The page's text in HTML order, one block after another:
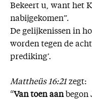
Bekeert u, want het
nabijgekomen”.
De gelijkenissen in
worden tegen de
prediking’.
Mattheüs 16:21 zegt:
“Van toen aanbegon